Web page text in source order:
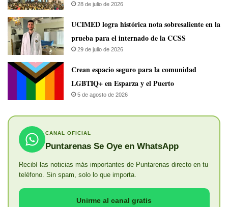
28 de julio de 2026
UCIMED logra histórica nota sobresaliente en la
prueba para el internado de la CCSS
29 de julio de 2026
Crean espacio seguro para la comunidad
LGBTIQ+ en Esparza y el Puerto
5 de agosto de 2026
CANAL OFICIAL
Puntarenas Se Oye en WhatsApp
Recibí las noticias más importantes de Puntarenas directo en tu
teléfono. Sin spam, solo lo que importa.
Unirme al canal gratis